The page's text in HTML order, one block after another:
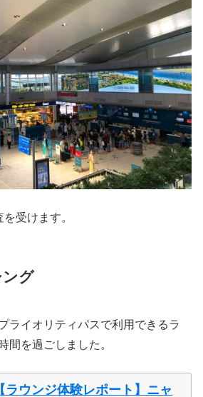
受けます。
グ
ライオリティパスで利用できるラ
間を過ごしました。
【ラウンジ体験レポート】ニャ